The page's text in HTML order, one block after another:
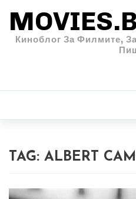
Киноблог За Филмите,
TAG: ALBERT